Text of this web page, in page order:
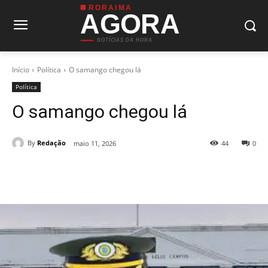
RORAIMA
AGORA
NOTÍCIAS DA HORA
Início Política O samango chegou lá
Política
O samango chegou lá
By Redação maio 11, 2026 0
44